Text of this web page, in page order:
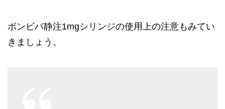
ボンビバ静注1mgシリンジの使用上の注意もみてい
きましょう。